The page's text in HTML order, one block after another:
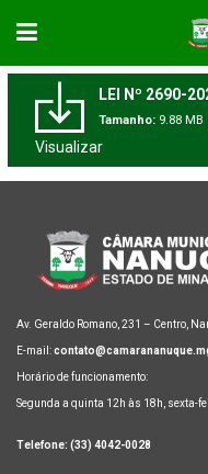
LEI Nº 2690-
Tamanho: 9.88 MB
Visualizar
Av. Geraldo Romano, 231 – Centro,
E-mail:
Horário de funcionamento:
Segunda a quinta 12h às 18h, sexta-
Telefone: (33) 4042-0028